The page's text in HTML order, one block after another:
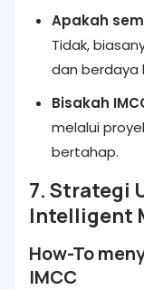
Apakah
Tidak,
dan berdaya
Bisakah
melalui
bertahap.
7. Strategi
Intelligent
How-To
IMCC